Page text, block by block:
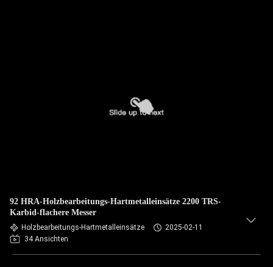
92 HRA-Holzbearbeitungs-Hartmetalleinsätze 2200 TRS-
Karbid-flachere Messer
Holzbearbeitungs-Hartmetalleinsätze
2025-02-11
34 Ansichten